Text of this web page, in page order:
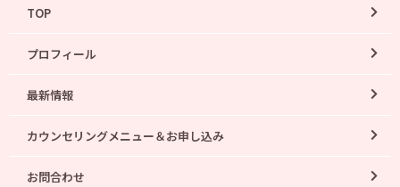
TOP
プロフィール
最新情報
カウンセリングメニュー＆お申し込み
お問合わせ